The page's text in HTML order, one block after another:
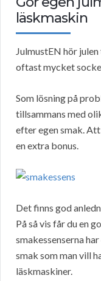
läskmaskin
JulmustEN hör
oftast mycket
Som lösning på
tillsammans med
efter egen smak.
en extra bonus.
Det finns god
På så vis får du en
smakessenserna
smak som man vill
läskmaskiner.